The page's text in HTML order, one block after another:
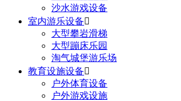
沙水游戏设备
室内游乐设备
大型攀岩滑梯
大型蹦床乐园
淘气城堡游乐场
教育设施设备
户外体育设备
户外游戏设施